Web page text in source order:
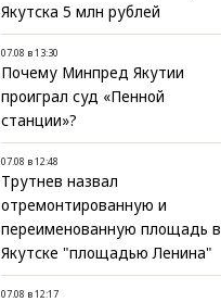
Якутска 5 млн рублей
07.08 в 13:30
Почему Минпред Якутии
проиграл суд «Пенной
станции»?
07.08 в 12:48
Трутнев назвал
отремонтированную и
переименованную площадь в
Якутске "площадью Ленина"
07.08 в 12:17